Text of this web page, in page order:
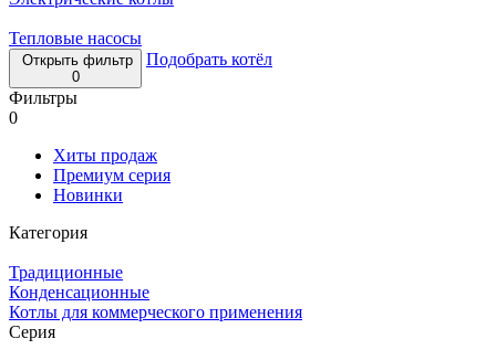
Тепловые насосы
Открыть фильтр
0
Подобрать котёл
Фильтры
0
Хиты продаж
Премиум серия
Новинки
Категория
Традиционные
Конденсационные
Котлы для коммерческого применения
Серия